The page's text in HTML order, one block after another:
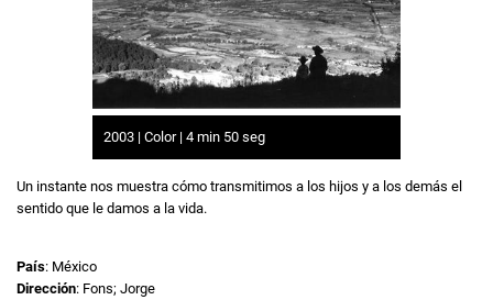
2003 | Color | 4 min 50 seg
Un instante nos muestra cómo transmitimos a los hijos y a los demás el
sentido que le damos a la vida.
País: México
Dirección: Fons; Jorge